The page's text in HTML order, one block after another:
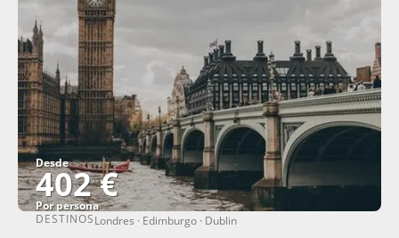
Desde
402 €
Por persona
Ver
DESTINOSLondres · Edimburgo · Dublin